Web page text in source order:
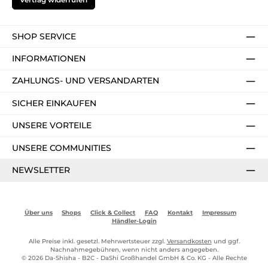
SHOP SERVICE
INFORMATIONEN
ZAHLUNGS- UND VERSANDARTEN
SICHER EINKAUFEN
UNSERE VORTEILE
UNSERE COMMUNITIES
NEWSLETTER
Über uns Shops Click & Collect FAQ Kontakt
Impressum
Händler-Login
Alle Preise inkl. gesetzl. Mehrwertsteuer zzgl. Versandkosten und ggf.
Nachnahmegebühren, wenn nicht anders angegeben.
© 2026 Da-Shisha - B2C - DaShi Großhandel GmbH & Co. KG - Alle Rechte